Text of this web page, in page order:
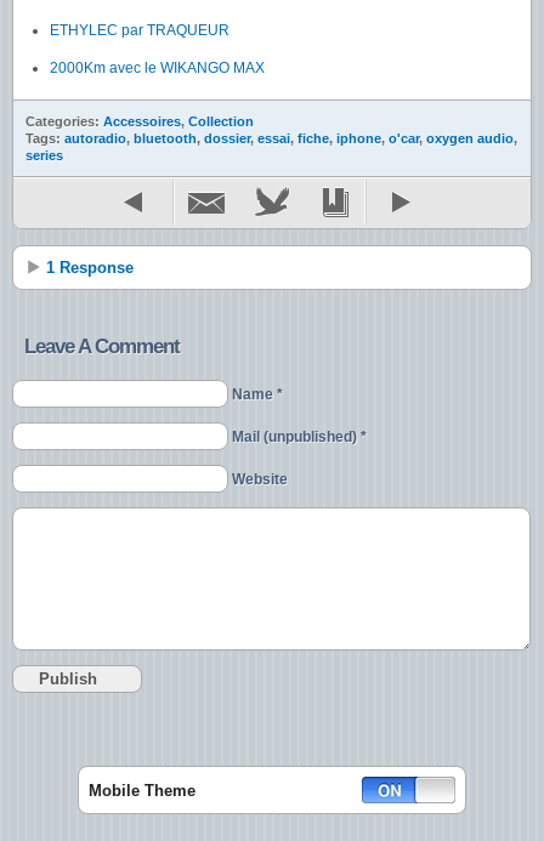
ETHYLEC par TRAQUEUR
2000Km avec le WIKANGO MAX
Categories: Accessoires, Collection
Tags: autoradio, bluetooth, dossier, essai, fiche, iphone, o'car, oxygen audio,
series
1 Response
Leave A Comment
Name *
Mail (unpublished) *
Website
Mobile Theme